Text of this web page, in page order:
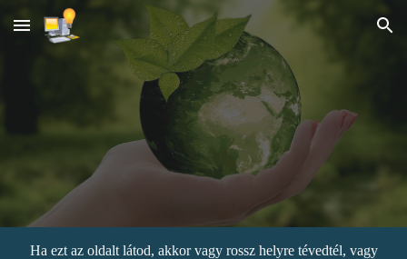
Skip to main content Skip to navigation
Ha ezt az oldalt látod, akkor vagy rossz helyre tévedtél, vagy